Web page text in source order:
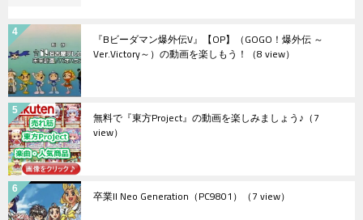
『Bビーダマン爆外伝V』【OP】（GOGO！爆外伝 ～
Ver.Victory～）の動画を楽しもう！ （8 view）
無料で『東方Project』の動画を楽しみましょう♪ （7
view）
卒業II Neo Generation（PC9801） （7 view）